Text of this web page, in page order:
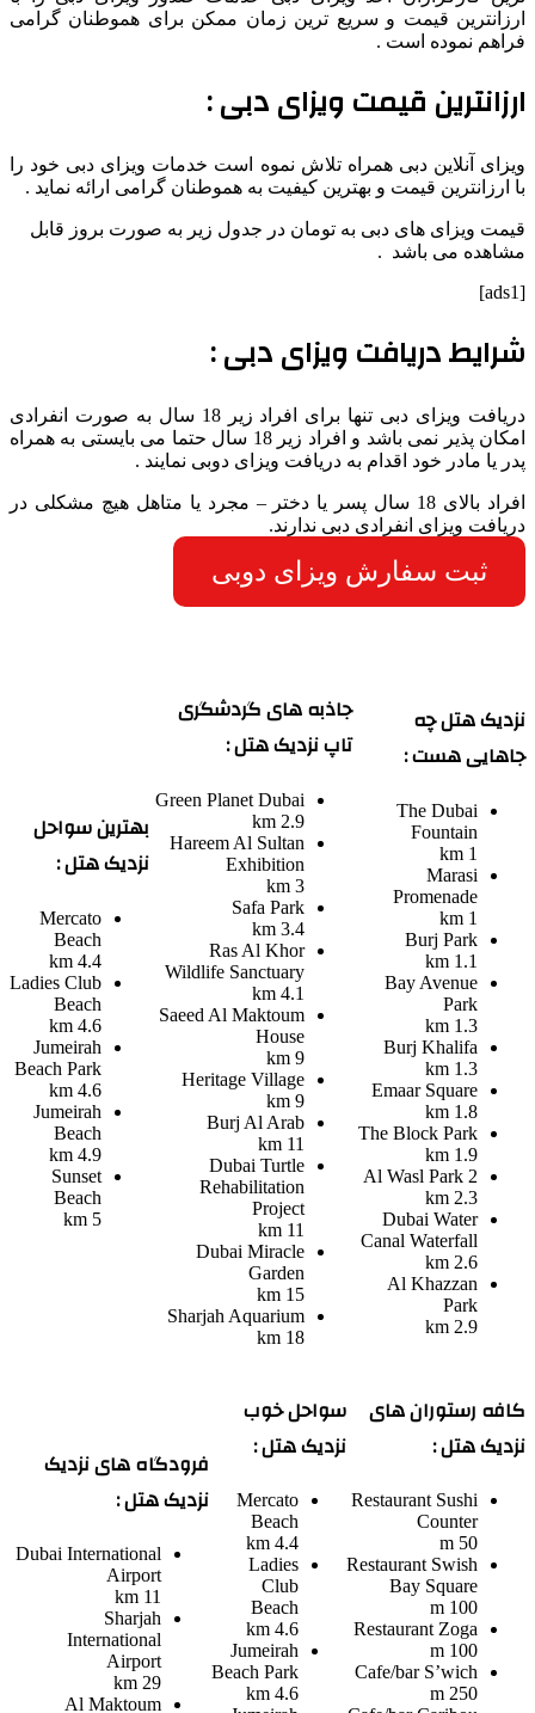
ارزانترین قیمت و سریع ترین زمان ممکن برای هموطنان گرامی
فراهم نموده است .
ارزانترین قیمت ویزای دبی :
ویزای آنلاین دبی همراه تلاش نموه است خدمات ویزای دبی خود را
با ارزانترین قیمت و بهترین کیفیت به هموطنان گرامی ارائه نماید .
قیمت ویزای های دبی به تومان در جدول زیر به صورت بروز قابل
مشاهده می باشد .
[ads1]
شرایط دریافت ویزای دبی :
دریافت ویزای دبی تنها برای افراد زیر 18 سال به صورت انفرادی
امکان پذیر نمی باشد و افراد زیر 18 سال حتما می بایستی به همراه
پدر یا مادر خود اقدام به دریافت ویزای دوبی نمایند .
افراد بالای 18 سال پسر یا دختر – مجرد یا متاهل هیچ مشکلی در
دریافت ویزای انفرادی دبی ندارند.
ثبت سفارش ویزای دوبی
نزدیک هتل چه
جاهایی هست :
The Dubai
Fountain
1 km
Marasi
Promenade
1 km
Burj Park
1.1 km
Bay Avenue
Park
1.3 km
Burj Khalifa
1.3 km
Emaar Square
1.8 km
The Block Park
1.9 km
Al Wasl Park 2
2.3 km
Dubai Water
Canal Waterfall
2.6 km
Al Khazzan
Park
2.9 km
جاذبه های گردشگری
تاپ نزدیک هتل :
Green Planet Dubai
2.9 km
Hareem Al Sultan
Exhibition
3 km
Safa Park
3.4 km
Ras Al Khor
Wildlife Sanctuary
4.1 km
Saeed Al Maktoum
House
9 km
Heritage Village
9 km
Burj Al Arab
11 km
Dubai Turtle
Rehabilitation
Project
11 km
Dubai Miracle
Garden
15 km
Sharjah Aquarium
18 km
بهترین سواحل
نزدیک هتل :
Mercato
Beach
4.4 km
Ladies Club
Beach
4.6 km
Jumeirah
Beach Park
4.6 km
Jumeirah
Beach
4.9 km
Sunset
Beach
5 km
کافه رستوران های
نزدیک هتل :
Restaurant Sushi
Counter
50 m
Restaurant Swish
Bay Square
100 m
Restaurant Zoga
100 m
Cafe/bar S’wich
250 m
سواحل خوب
نزدیک هتل :
Mercato
Beach
4.4 km
Ladies
Club
Beach
4.6 km
Jumeirah
Beach Park
4.6 km
فرودگاه های نزدیک
نزدیک هتل :
Dubai International
Airport
11 km
Sharjah
International
Airport
29 km
Al Maktoum